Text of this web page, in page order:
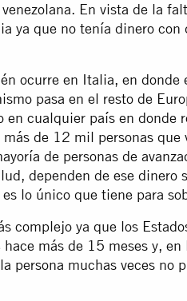
En vista de la
ya que no tenía dinero
ocurre en Italia, en donde
pasa en el resto de
en cualquier país en donde
de 12 mil personas
de personas de
dependen de ese dinero
lo único que tiene para
complejo ya que los
hace más de 15 meses y,
persona muchas veces no